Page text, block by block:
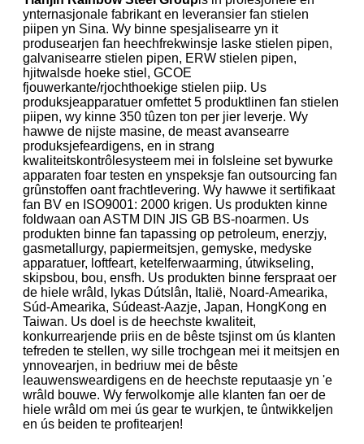
ynternasjonale fabrikant en leveransier fan stielen
piipen yn Sina. Wy binne spesjalisearre yn it
produsearjen fan heechfrekwinsje laske stielen pipen,
galvanisearre stielen pipen, ERW stielen pipen,
hjitwalsde hoeke stiel, GCOE
fjouwerkante/rjochthoekige stielen piip. Us
produksjeapparatuer omfettet 5 produktlinen fan stielen
piipen, wy kinne 350 tûzen ton per jier leverje. Wy
hawwe de nijste masine, de meast avansearre
produksjefeardigens, en in strang
kwaliteitskontrôlesysteem mei in folsleine set bywurke
apparaten foar testen en ynspeksje fan outsourcing fan
grûnstoffen oant frachtlevering. Wy hawwe it sertifikaat
fan BV en ISO9001: 2000 krigen. Us produkten kinne
foldwaan oan ASTM DIN JIS GB BS-noarmen. Us
produkten binne fan tapassing op petroleum, enerzjy,
gasmetallurgy, papiermeitsjen, gemyske, medyske
apparatuer, loftfeart, ketelferwaarming, útwikseling,
skipsbou, bou, ensfh. Us produkten binne ferspraat oer
de hiele wrâld, lykas Dútslân, Italië, Noard-Amearika,
Súd-Amearika, Súdeast-Aazje, Japan, HongKong en
Taiwan. Us doel is de heechste kwaliteit,
konkurrearjende priis en de bêste tsjinst om ús klanten
tefreden te stellen, wy sille trochgean mei it meitsjen en
ynnovearjen, in bedriuw mei de bêste
leauwensweardigens en de heechste reputaasje yn 'e
wrâld bouwe. Wy ferwolkomje alle klanten fan oer de
hiele wrâld om mei ús gear te wurkjen, te ûntwikkeljen
en ús beiden te profitearjen!